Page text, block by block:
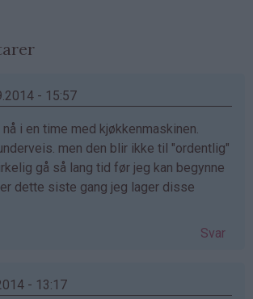
- 15:57
i en time med kjøkkenmaskinen.
men den blir ikke til "ordentlig"
gå så lang tid før jeg kan begynne
dette siste gang jeg lager disse
Svar
- 13:17